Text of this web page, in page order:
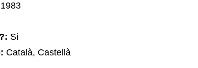
1983
Sí
Català, Castellà